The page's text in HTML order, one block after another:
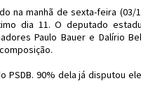
na manhã de sexta-feira (03/
dia 11. O deputado
Paulo Bauer e Dalírio
90% dela já disputou